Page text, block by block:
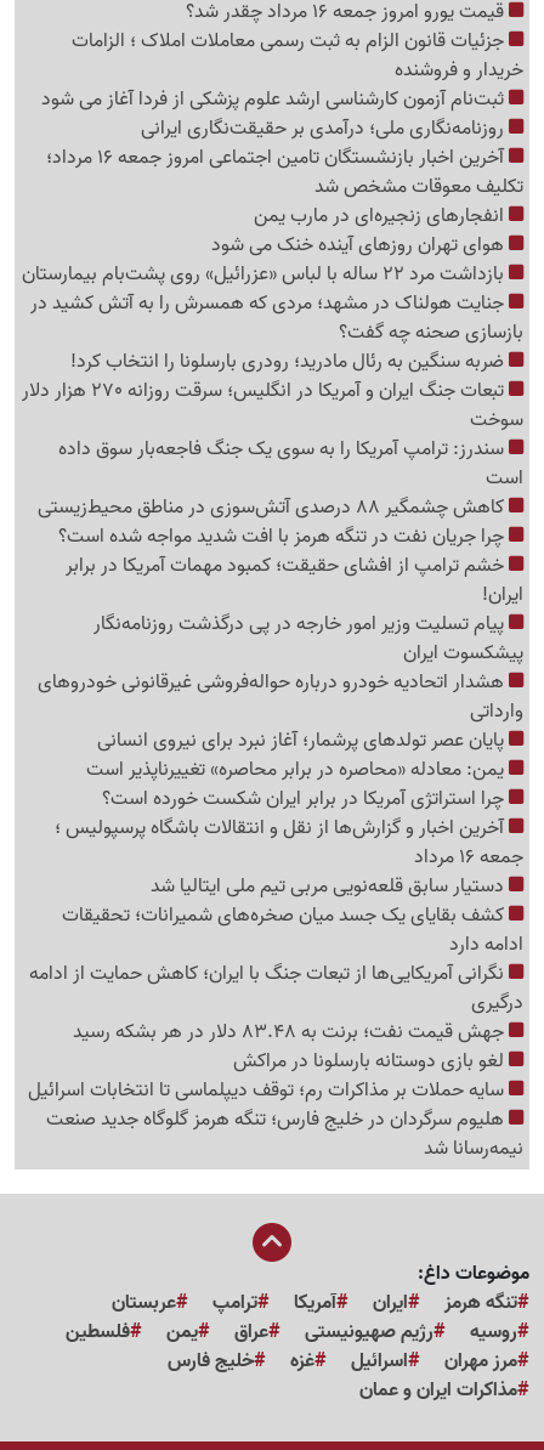
قیمت یورو امروز جمعه 16 مرداد چقدر شد؟
جزئیات قانون الزام به ثبت رسمی معاملات املاک ؛ الزامات
خریدار و فروشنده
ثبت‌نام‌ آزمون کارشناسی ارشد علوم پزشکی از فردا آغاز می شود
روزنامه‌نگاری ملی؛ درآمدی بر حقیقت‌نگاری ایرانی
آخرین اخبار بازنشستگان تامین اجتماعی امروز جمعه 16 مرداد؛
تکلیف معوقات مشخص شد
انفجارهای زنجیره‌ای در مارب یمن
هوای تهران روزهای آینده خنک می شود
بازداشت مرد 22 ساله با لباس «عزرائیل» روی پشت‌بام بیمارستان
جنایت هولناک در مشهد؛ مردی که همسرش را به آتش کشید در
بازسازی صحنه چه گفت؟
ضربه سنگین به رئال مادرید؛ رودری بارسلونا را انتخاب کرد!
تبعات جنگ ایران و آمریکا در انگلیس؛ سرقت روزانه 270 هزار دلار
سوخت
سندرز: ترامپ آمریکا را به سوی یک جنگ فاجعه‌بار سوق داده
است
کاهش چشمگیر 88 درصدی آتش‌سوزی در مناطق محیط‌زیستی
چرا جریان نفت در تنگه هرمز با افت شدید مواجه شده است؟
خشم ترامپ از افشای حقیقت؛ کمبود مهمات آمریکا در برابر
ایران!
پیام تسلیت وزیر امور خارجه در پی درگذشت روزنامه‌نگار
پیشکسوت ایران
هشدار اتحادیه خودرو درباره حواله‌فروشی غیرقانونی خودروهای
وارداتی
پایان عصر تولدهای پرشمار؛ آغاز نبرد برای نیروی انسانی
یمن: معادله «محاصره در برابر محاصره» تغییرناپذیر است
چرا استراتژی آمریکا در برابر ایران شکست خورده است؟
آخرین اخبار و گزارش‌ها از نقل و انتقالات باشگاه پرسپولیس ؛
جمعه 16 مرداد
دستیار سابق قلعه‌نویی مربی تیم ملی ایتالیا شد
کشف بقایای یک جسد میان صخره‌های شمیرانات؛ تحقیقات
ادامه دارد
نگرانی آمریکایی‌ها از تبعات جنگ با ایران؛ کاهش حمایت از ادامه
درگیری
جهش قیمت نفت؛ برنت به 83.48 دلار در هر بشکه رسید
لغو بازی دوستانه بارسلونا در مراکش
سایه حملات بر مذاکرات رم؛ توقف دیپلماسی تا انتخابات اسرائیل
هلیوم سرگردان در خلیج فارس؛ تنگه هرمز گلوگاه جدید صنعت
نیمه‌رسانا شد
موضوعات داغ:
تنگه هرمز
ایران آمریکا ترامپ
عربستان
روسیه
رژیم صهیونیستی عراق یمن
فلسطین
مرز مهران
اسرائیل غزه
خلیج فارس
مذاکرات ایران و عمان